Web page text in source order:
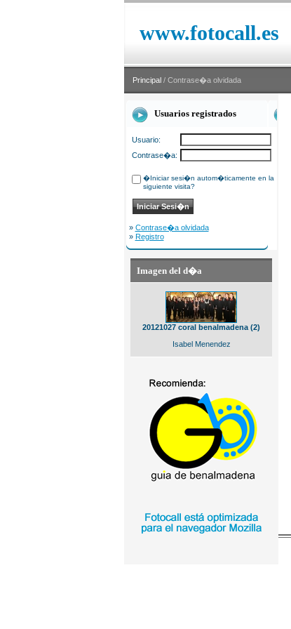
www.fotocall.es
Principal / Contrase�a olvidada
Usuarios registrados
Usuario:
Contrase�a:
�Iniciar sesi�n autom�ticamente en la
siguiente visita?
» Contrase�a olvidada
» Registro
Imagen del d�a
20121027 coral benalmadena (2)
Isabel Menendez